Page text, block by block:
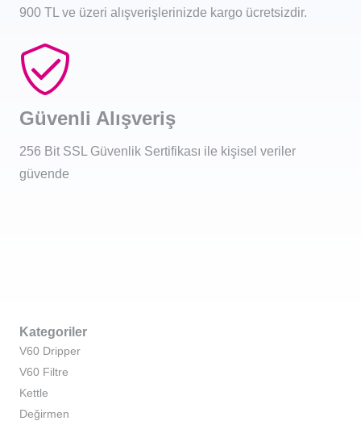
900 TL ve üzeri alışverişlerinizde kargo ücretsizdir.
Güvenli Alışveriş
256 Bit SSL Güvenlik Sertifikası ile kişisel veriler
güvende
Kategoriler
V60 Dripper
V60 Filtre
Kettle
Değirmen